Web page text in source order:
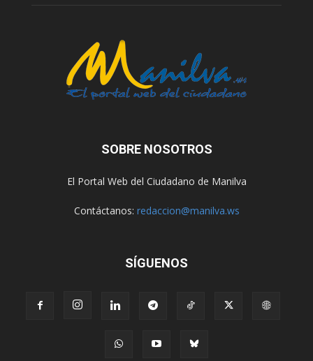
SOBRE NOSOTROS
El Portal Web del Ciudadano de Manilva
Contáctanos: redaccion@manilva.ws
SÍGUENOS